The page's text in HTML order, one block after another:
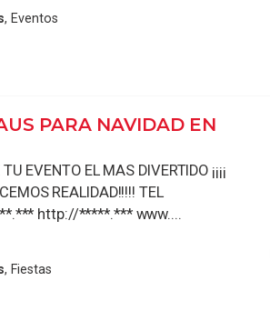
, Eventos
PARA NAVIDAD EN
EVENTO EL MAS DIVERTIDO ¡¡¡¡
REALIDAD!!!!! TEL
http://*****.*** www....
, Fiestas